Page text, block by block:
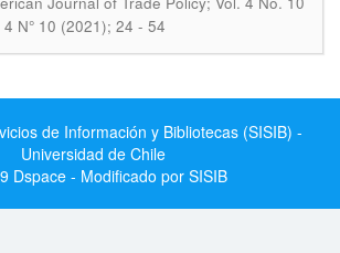
N° 10 (2021); 24 - 54
de Información y Bibliotecas (SISIB) -
Universidad de Chile
Dspace - Modificado por SISIB